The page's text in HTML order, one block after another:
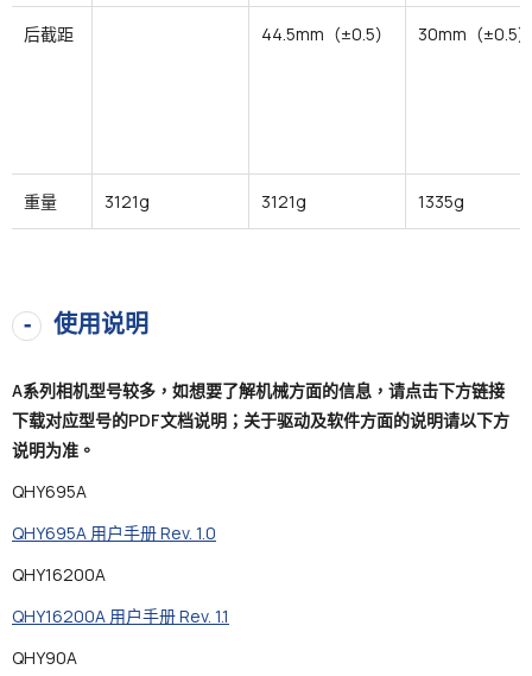
后截距 44.5mm（±0.5） 30mm（±0.5
重量 3121g 3121g 1335g
使用说明
A系列相机型号较多，如想要了解机械方面的信息，请点击下方链接
下载对应型号的PDF文档说明；关于驱动及软件方面的说明请以下方
说明为准。
QHY695A
QHY695A 用户手册 Rev. 1.0
QHY16200A
QHY16200A 用户手册 Rev. 1.1
QHY90A